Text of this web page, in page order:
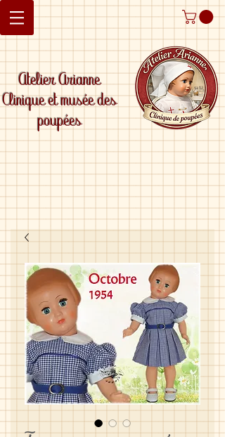
Atelier Arianne
Clinique et musée des
poupées